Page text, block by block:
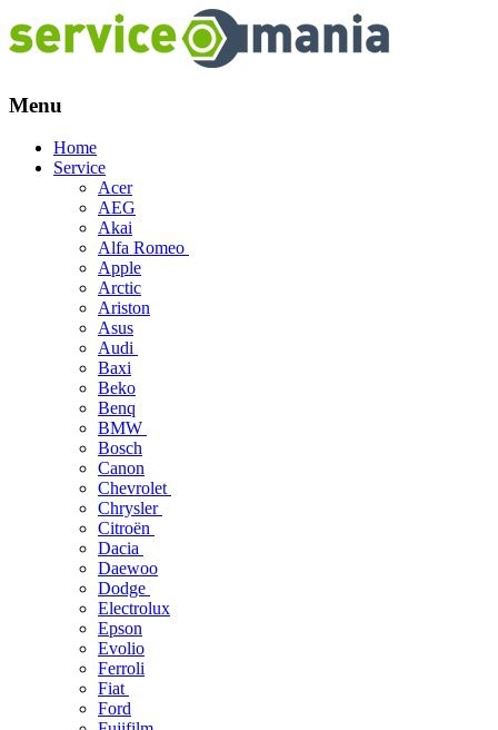
Menu
Skip
Home
Service
Acer
AEG
Akai
Alfa Romeo
Apple
Arctic
Ariston
Asus
Audi
Baxi
Beko
Benq
BMW
Bosch
Canon
Chevrolet
Chrysler
Citroën
Dacia
Daewoo
Dodge
Electrolux
Epson
Evolio
Ferroli
Fiat
Ford